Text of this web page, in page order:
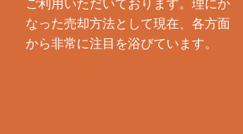
なった売却方法として現在、各方面
から非常に注目を浴びています。